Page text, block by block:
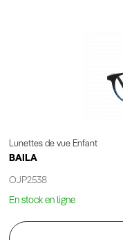
Lunettes de vue Enfant
BAILA
OJP2538
En stock en ligne